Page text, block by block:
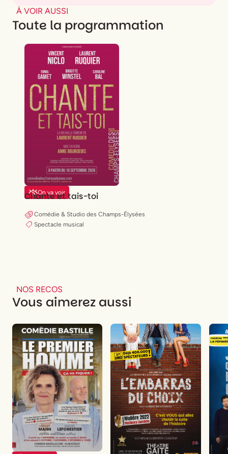
À VOIR AUSSI
Toute la programmation
On va voir
Chante et tais-toi
Comédie & Studio des Champs-Élysées
Spectacle musical
NOS RECOS
Vous aimerez aussi